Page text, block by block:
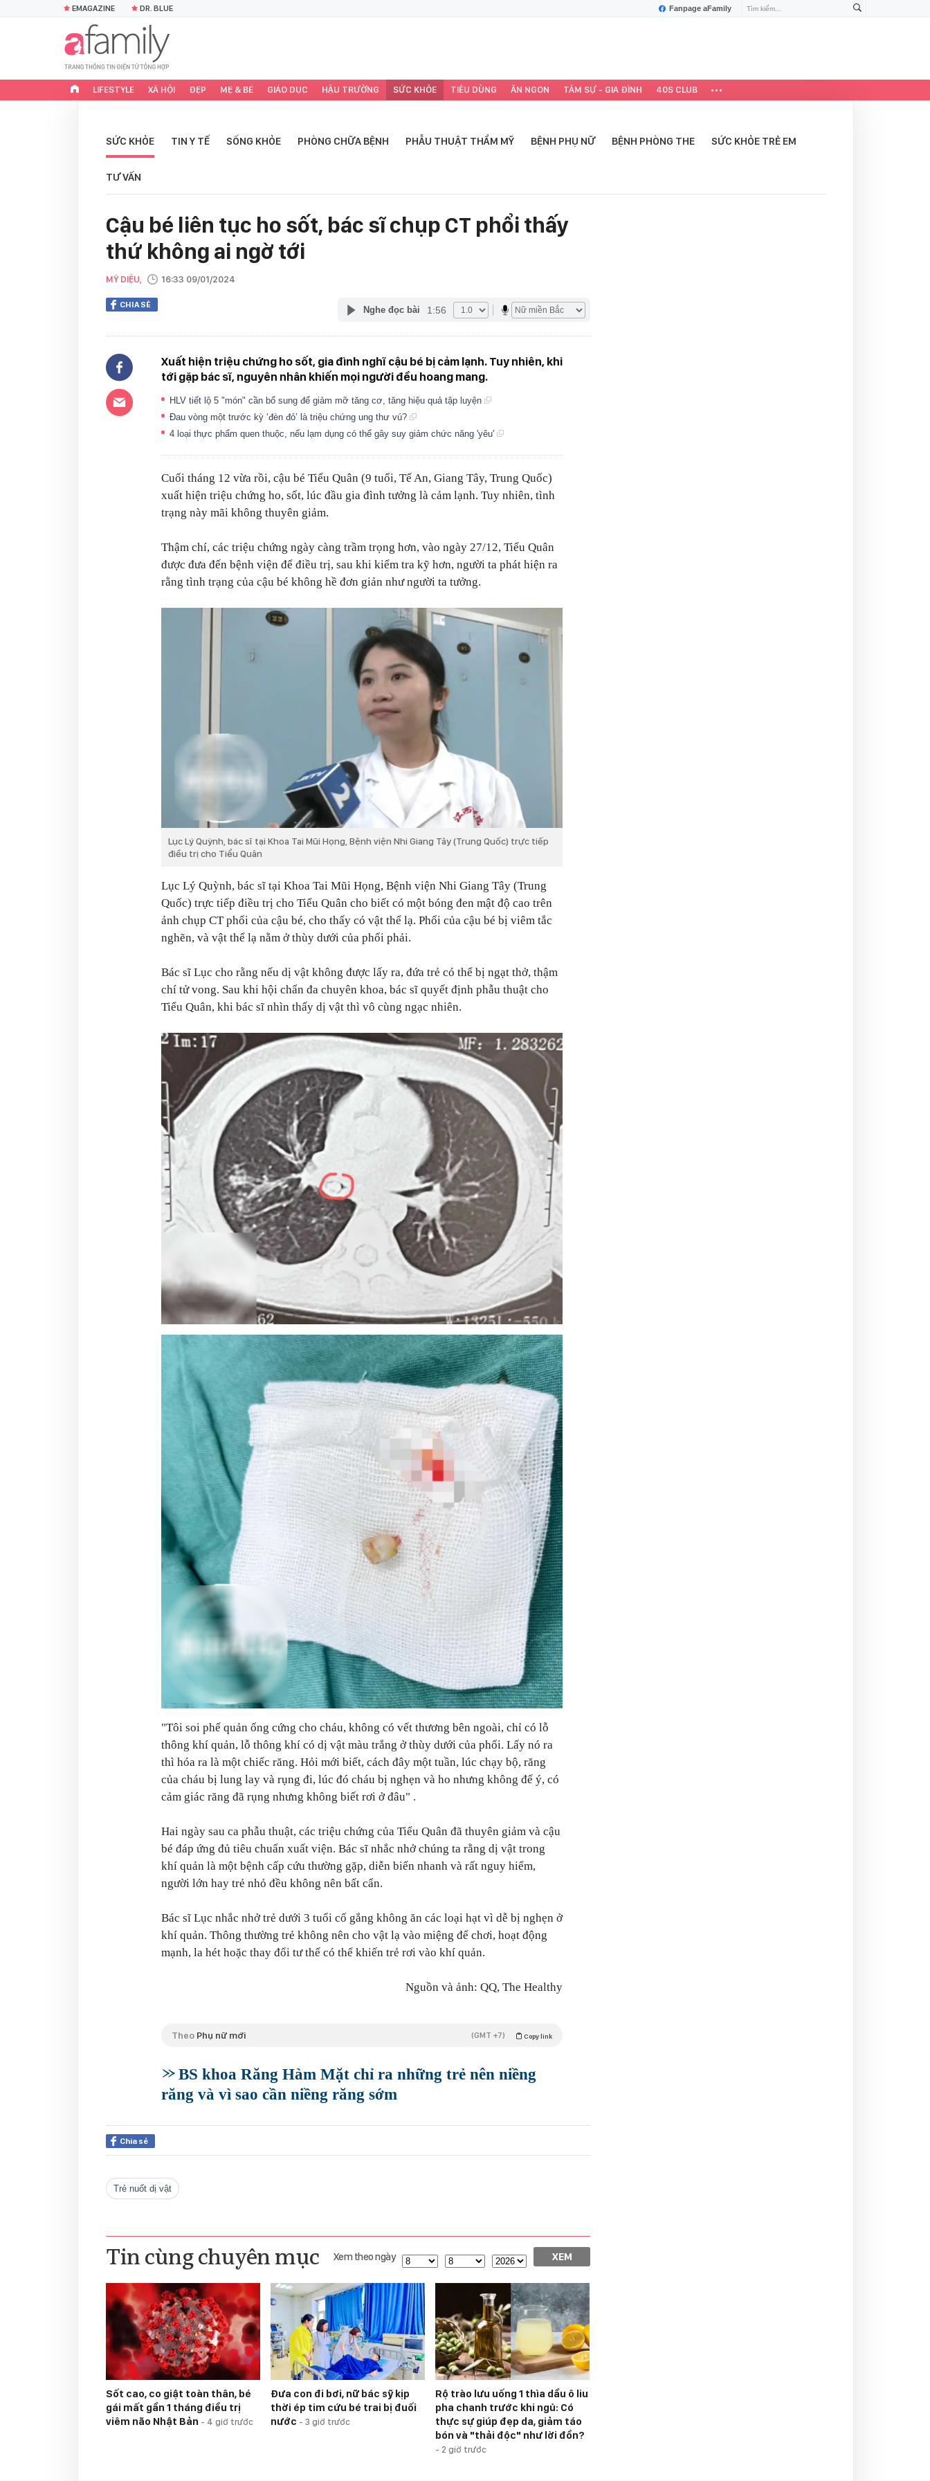
Fanpage aFamily
EMAGAZINE DR. BLUE
LIFESTYLE XÃ HỘI ĐẸP MẸ & BÉ GIÁO DỤC HẬU TRƯỜNG SỨC KHỎE TIÊU DÙNG ĂN NGON TÂM SỰ - GIA ĐÌNH 40S CLUB
SỨC KHỎE TIN Y TẾ SỐNG KHỎE PHÒNG CHỮA BỆNH PHẪU THUẬT THẨM MỸ BỆNH PHỤ NỮ BỆNH PHÒNG THE SỨC KHỎE TRẺ EM
TƯ VẤN
Cậu bé liên tục ho sốt, bác sĩ chụp CT phổi thấy
thứ không ai ngờ tới
MỸ DIỆU, 16:33 09/01/2024
CHIA SẺ Nghe đọc bài 1:56
Xuất hiện triệu chứng ho sốt, gia đình nghĩ cậu bé bị cảm lạnh. Tuy nhiên, khi
tới gặp bác sĩ, nguyên nhân khiến mọi người đều hoang mang.
HLV tiết lộ 5 "món" cần bổ sung để giảm mỡ tăng cơ, tăng hiệu quả tập luyện
Đau vòng một trước kỳ ‘đèn đỏ’ là triệu chứng ung thư vú?
4 loại thực phẩm quen thuộc, nếu lạm dụng có thể gây suy giảm chức năng 'yêu'
Cuối tháng 12 vừa rồi, cậu bé Tiểu Quân (9 tuổi, Tế An, Giang Tây, Trung Quốc)
xuất hiện triệu chứng ho, sốt, lúc đầu gia đình tưởng là cảm lạnh. Tuy nhiên, tình
trạng này mãi không thuyên giảm.
Thậm chí, các triệu chứng ngày càng trầm trọng hơn, vào ngày 27/12, Tiểu Quân
được đưa đến bệnh viện để điều trị, sau khi kiểm tra kỹ hơn, người ta phát hiện ra
rằng tình trạng của cậu bé không hề đơn giản như người ta tưởng.
Lục Lý Quỳnh, bác sĩ tại Khoa Tai Mũi Họng, Bệnh viện Nhi Giang Tây (Trung Quốc) trực tiếp
điều trị cho Tiểu Quân
Lục Lý Quỳnh, bác sĩ tại Khoa Tai Mũi Họng, Bệnh viện Nhi Giang Tây (Trung
Quốc) trực tiếp điều trị cho Tiểu Quân cho biết có một bóng đen mật độ cao trên
ảnh chụp CT phổi của cậu bé, cho thấy có vật thể lạ. Phổi của cậu bé bị viêm tắc
nghẽn, và vật thể lạ nằm ở thùy dưới của phổi phải.
Bác sĩ Lục cho rằng nếu dị vật không được lấy ra, đứa trẻ có thể bị ngạt thở, thậm
chí tử vong. Sau khi hội chẩn đa chuyên khoa, bác sĩ quyết định phẫu thuật cho
Tiểu Quân, khi bác sĩ nhìn thấy dị vật thì vô cùng ngạc nhiên.
"Tôi soi phế quản ống cứng cho cháu, không có vết thương bên ngoài, chỉ có lỗ
thông khí quản, lỗ thông khí có dị vật màu trắng ở thùy dưới của phổi. Lấy nó ra
thì hóa ra là một chiếc răng. Hỏi mới biết, cách đây một tuần, lúc chạy bộ, răng
của cháu bị lung lay và rụng đi, lúc đó cháu bị nghẹn và ho nhưng không để ý, có
cảm giác răng đã rụng nhưng không biết rơi ở đâu" .
Hai ngày sau ca phẫu thuật, các triệu chứng của Tiểu Quân đã thuyên giảm và cậu
bé đáp ứng đủ tiêu chuẩn xuất viện. Bác sĩ nhắc nhở chúng ta rằng dị vật trong
khí quản là một bệnh cấp cứu thường gặp, diễn biến nhanh và rất nguy hiểm,
người lớn hay trẻ nhỏ đều không nên bất cẩn.
Bác sĩ Lục nhắc nhở trẻ dưới 3 tuổi cố gắng không ăn các loại hạt vì dễ bị nghẹn ở
khí quản. Thông thường trẻ không nên cho vật lạ vào miệng để chơi, hoạt động
mạnh, la hét hoặc thay đổi tư thế có thể khiến trẻ rơi vào khí quản.
Nguồn và ảnh: QQ, The Healthy
Theo Phụ nữ mới Copy link
(GMT +7)
BS khoa Răng Hàm Mặt chỉ ra những trẻ nên niềng
răng và vì sao cần niềng răng sớm
Chia sẻ
trẻ nuốt dị vật
Tin cùng chuyên mục Xem theo ngày XEM
Sốt cao, co giật toàn thân, bé
gái mất gần 1 tháng điều trị
viêm não Nhật Bản - 4 giờ trước
Đưa con đi bơi, nữ bác sỹ kịp
thời ép tim cứu bé trai bị đuối
nước - 3 giờ trước
Rộ trào lưu uống 1 thìa dầu ô liu
pha chanh trước khi ngủ: Có
thực sự giúp đẹp da, giảm táo
bón và "thải độc" như lời đồn?
- 2 giờ trước